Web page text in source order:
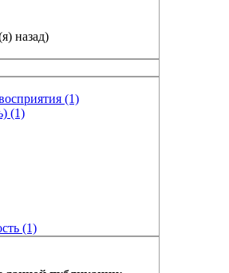
назад)
(1)
(1)
(1)